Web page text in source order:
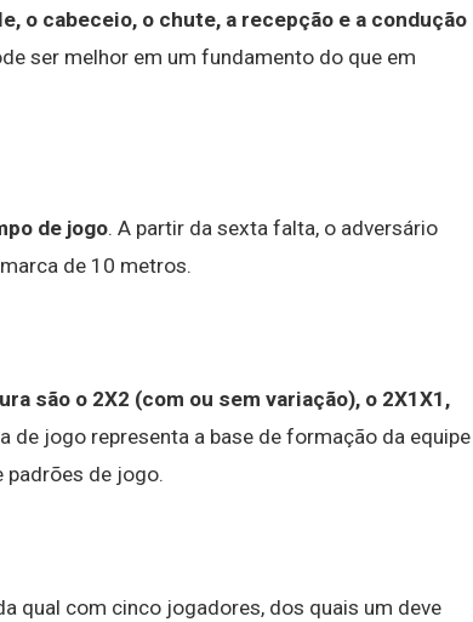
o cabeceio, o chute, a recepção e a condução
ser melhor em um fundamento do que em
de jogo. A partir da sexta falta, o adversário
de 10 metros.
são o 2X2 (com ou sem variação), o 2X1X1,
de jogo representa a base de formação da equipe
padrões de jogo.
qual com cinco jogadores, dos quais um deve